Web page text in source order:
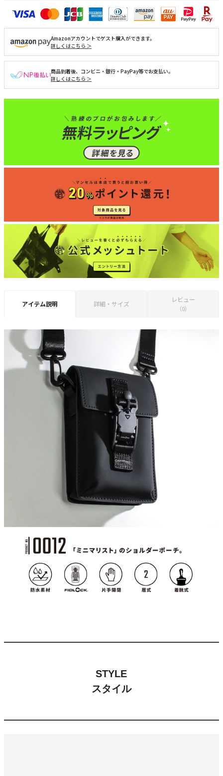
Amazonアカウントでゲスト購入ができます。
詳しくはこちら ＞
商品到着後、コンビニ・銀行・PayPay等でお支払い。
詳しくはこちら ＞
アイテム説明 詳細・サイズ
レビュー
（0）
STYLE
スタイル